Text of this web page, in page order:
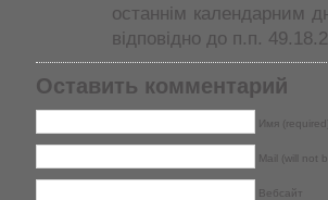
останнім календарним
відповідно до п.п.
Оставить комментарий
Имя (required)
Mail (will not
Вебсайт